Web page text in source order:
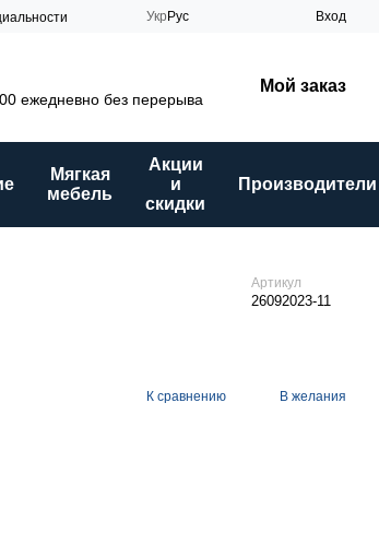
Укр Рус Вход
ежедневно без перерыва
Мой заказ
Мягкая
мебель
Акции
и
скидки
Производители
Артикул
26092023-11
К сравнению В желания